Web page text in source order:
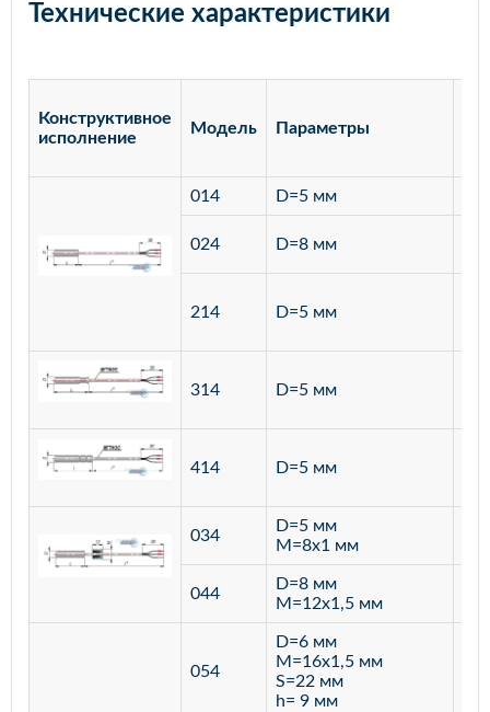
Технические характеристики
Конструктивное
исполнение
Модель Параметры
014 D=5 мм
024 D=8 мм
214 D=5 мм
314 D=5 мм
414 D=5 мм
034
D=5 мм
M=8х1 мм
044
D=8 мм
M=12х1,5 мм
054
D=6 мм
M=16х1,5 мм
S=22 мм
h= 9 мм